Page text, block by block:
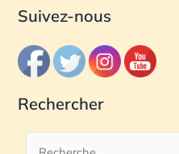
Suivez-nous
Rechercher